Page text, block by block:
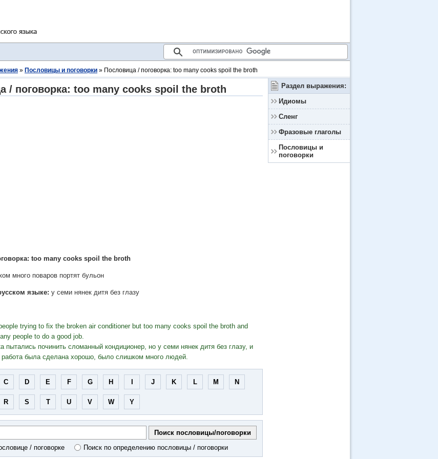
» Пословицы и поговорки » Пословица / поговорка: too many cooks spoil the broth
Раздел выражения:
Идиомы
Сленг
Фразовые глаголы
Пословицы и
поговорки
/ поговорка: too many cooks spoil the broth
too many cooks spoil the broth
много поваров портят бульон
языке: у семи нянек дитя без глазу
trying to fix the broken air conditioner but too many cooks spoil the broth and
people to do a good job.
пытались починить сломанный кондиционер, но у семи нянек дитя без глазу, и
работа была сделана хорошо, было слишком много людей.
C D E F G H J K L M N
R S T U V W Y
/ поговорке Поиск по определению пословицы / поговорки